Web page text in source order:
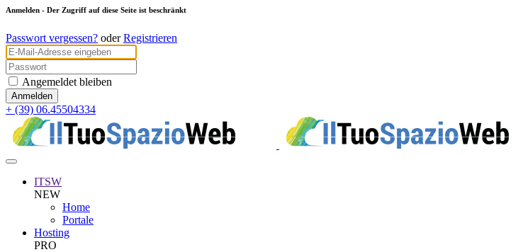
Anmelden - Der Zugriff auf diese Seite ist beschränkt
Passwort vergessen? oderRegistrieren
Angemeldet bleiben
+ (39) 06.45504334
ITSW
NEW
Home
Portale
Hosting
PRO